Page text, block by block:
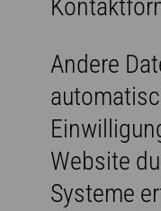
Andere
Website
Systeme